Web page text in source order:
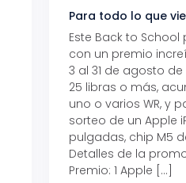
Para todo lo que
Este Back to School
con un premio
3 al 31 de agosto
25 libras o más,
uno o varios WR, y
sorteo de un Apple
pulgadas, chip M5
Detalles de la
Premio: 1 Apple […]